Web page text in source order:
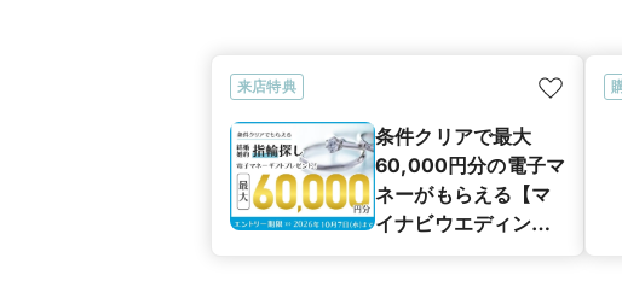
来店特典
条件クリアで最大
60,000円分の電子マ
ネーがもらえる【マ
イナビウエディング